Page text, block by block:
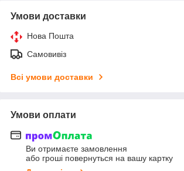
Умови доставки
Нова Пошта
Самовивіз
Всі умови доставки
Умови оплати
Ви отримаєте замовлення
або гроші повернуться на вашу картку